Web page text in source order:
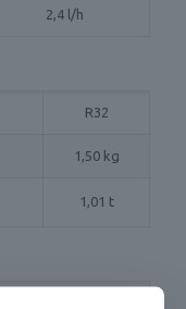
2,4 l/h
R32
1,50 kg
1,01 t